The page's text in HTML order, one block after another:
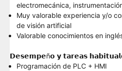
electromecánica,
Muy valorable experiencia y/o
de visión artificial
Valorable conocimientos en
𝗗𝗲𝘀𝗲𝗺𝗽𝗲ñ𝗼 𝘆 𝘁𝗮𝗿𝗲𝗮𝘀
Programación de PLC + HMI